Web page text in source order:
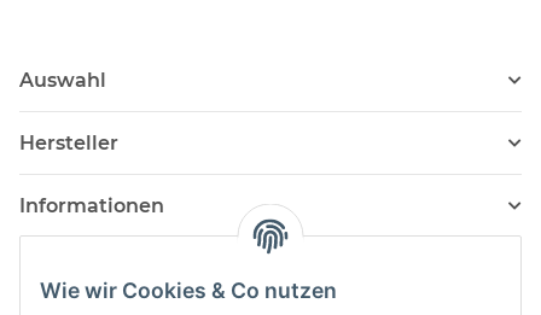
Wie wir Cookies & Co nutzen
Auswahl
Hersteller
Informationen